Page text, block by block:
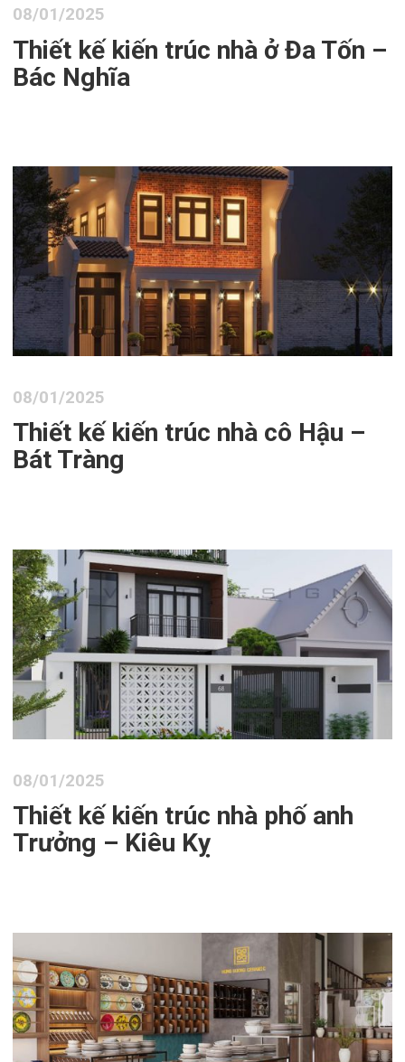
08/01/2025
Thiết kế kiến trúc nhà ở Đa Tốn –
Bác Nghĩa
08/01/2025
Thiết kế kiến trúc nhà cô Hậu –
Bát Tràng
08/01/2025
Thiết kế kiến trúc nhà phố anh
Trưởng – Kiêu Kỵ